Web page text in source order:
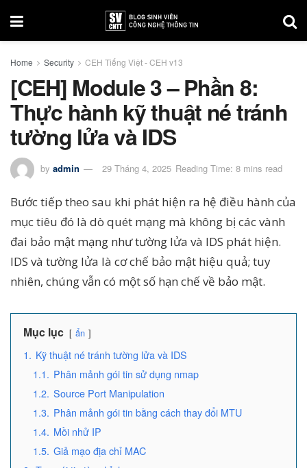
Home Security CEH Tiếng Việt - CEH v13
[CEH] Module 3 – Phần 8:
Thực hành kỹ thuật né tránh
tường lửa và IDS
by admin 29 Tháng 4, 2025 Reading Time: 8 mins read
Bước tiếp theo sau khi phát hiện ra hệ điều hành của
mục tiêu đó là dò quét mạng mà không bị các vành
đai bảo mật mạng như tường lửa và IDS phát hiện.
IDS và tường lửa là cơ chế bảo mật hiệu quả; tuy
nhiên, chúng vẫn có một số hạn chế về bảo mật.
Mục lục ẩn
1. Kỹ thuật né tránh tường lửa và IDS
1.1. Phân mảnh gói tin sử dụng nmap
1.2. Source Port Manipulation
1.3. Phân mảnh gói tin bằng cách thay đổi MTU
1.4. Mồi nhử IP
1.5. Giả mạo địa chỉ MAC